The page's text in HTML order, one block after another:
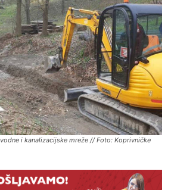
i kanalizacijske mreže // Foto: Koprivničke